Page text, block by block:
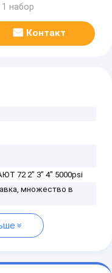
1 набор
Контакт
72 2" 3" 4" 5000psi
множество в